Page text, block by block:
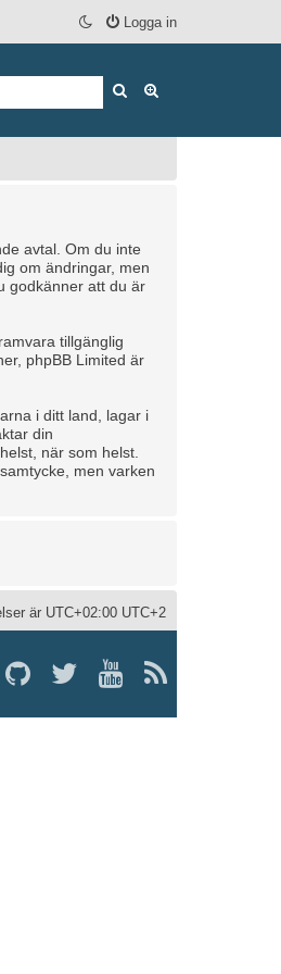
Logga in
Sök
avtal. Om du inte
om ändringar, men
godkänner att du är
tillgänglig
phpBB Limited är
i ditt land, lagar i
din
när som helst.
men varken
är UTC+02:00 UTC+2